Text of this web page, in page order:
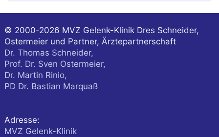
© 2000-2026 MVZ Gelenk-Klinik Dres Schneider,
Ostermeier und Partner, Ärztepartnerschaft
Dr. Thomas Schneider,
Prof. Dr. Sven Ostermeier,
Dr. Martin Rinio,
PD Dr. Bastian Marquaß
Adresse:
MVZ Gelenk-Klinik